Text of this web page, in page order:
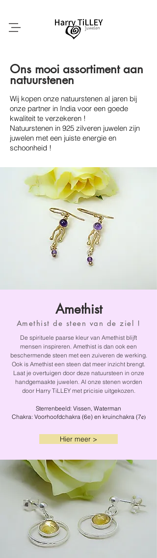
Ons mooi assortiment aan
natuurstenen
Wij kopen onze natuurstenen al jaren bij
onze partner in India voor een goede
kwaliteit te verzekeren !
Natuurstenen in 925 zilveren juwelen zijn
juwelen met een juiste energie en
schoonheid !
Amethist
Amethist de steen van de ziel !
De spirituele paarse kleur van Amethist blijft
mensen inspireren. Amethist is dan ook een
beschermende steen met een zuiveren de werking.
Ook is Amethist een steen dat meer inzicht brengt.
Laat je overtuigen door deze natuursteen in onze
handgemaakte juwelen. Al onze stenen worden
door Harry TiLLEY met pricisie uitgekozen.
Sterrenbeeld: Vissen, Waterman
Chakra: Voorhoofdchakra (6e) en kruinchakra (7e)
Hier meer >